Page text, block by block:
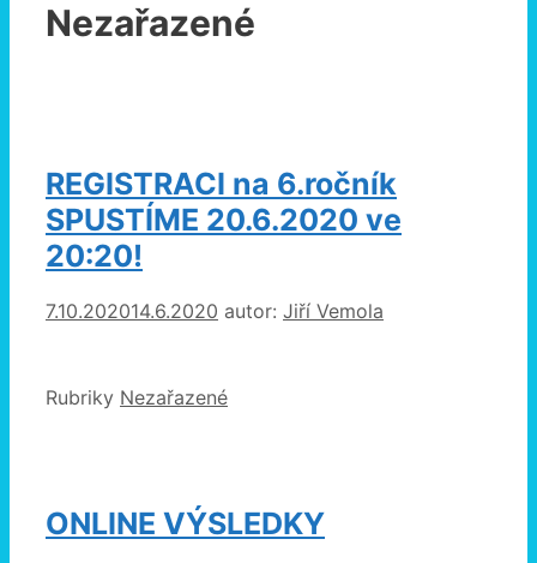
Nezařazené
REGISTRACI na 6.ročník
SPUSTÍME 20.6.2020 ve
20:20!
7.10.202014.6.2020 autor: Jiří Vemola
Rubriky Nezařazené
ONLINE VÝSLEDKY